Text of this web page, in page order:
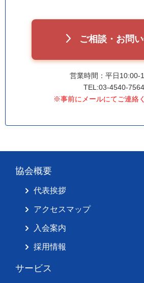
ご相談・お問
営業時間：平日10:00-
TEL:03-4540-7564
※事前にメールにてご連絡
協会概要
代表挨拶
アクセスマップ
入会案内
採用情報
サービス